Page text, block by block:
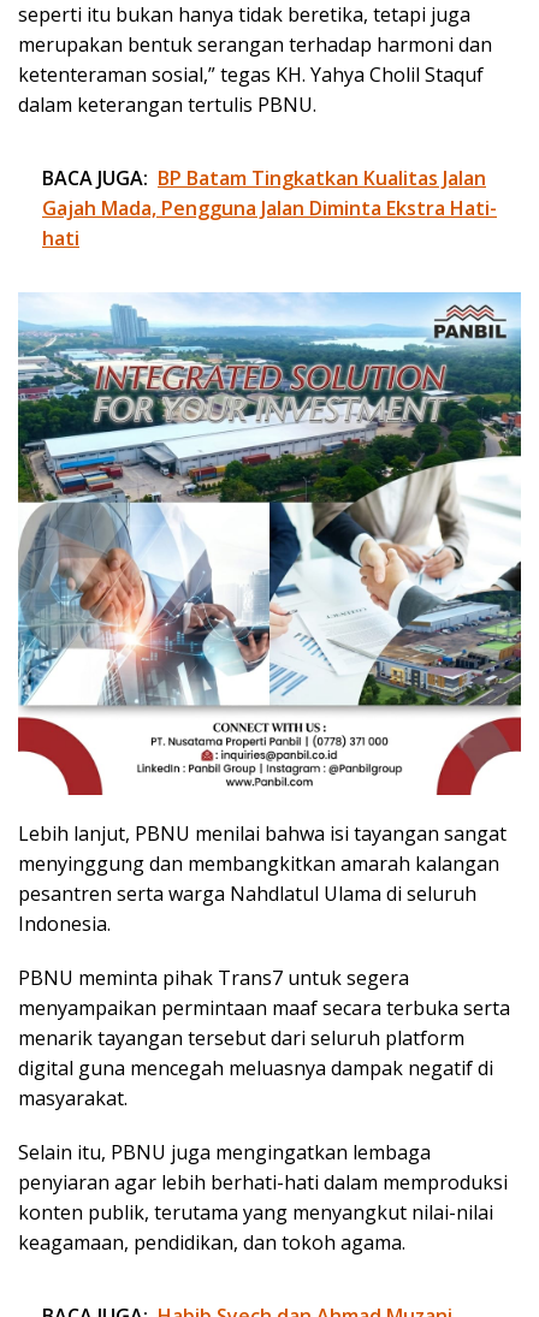
seperti itu bukan hanya tidak beretika, tetapi juga
merupakan bentuk serangan terhadap harmoni dan
ketenteraman sosial,” tegas KH. Yahya Cholil Staquf
dalam keterangan tertulis PBNU.
BACA JUGA: BP Batam Tingkatkan Kualitas Jalan
Gajah Mada, Pengguna Jalan Diminta Ekstra Hati-
hati
Lebih lanjut, PBNU menilai bahwa isi tayangan sangat
menyinggung dan membangkitkan amarah kalangan
pesantren serta warga Nahdlatul Ulama di seluruh
Indonesia.
PBNU meminta pihak Trans7 untuk segera
menyampaikan permintaan maaf secara terbuka serta
menarik tayangan tersebut dari seluruh platform
digital guna mencegah meluasnya dampak negatif di
masyarakat.
Selain itu, PBNU juga mengingatkan lembaga
penyiaran agar lebih berhati-hati dalam memproduksi
konten publik, terutama yang menyangkut nilai-nilai
keagamaan, pendidikan, dan tokoh agama.